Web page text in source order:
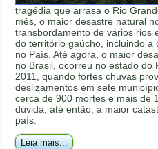
tragédia que arrasa o Rio
mês, o maior desastre natural
transbordamento de vários rios
do território gaúcho, incluindo
no País. Até agora, o maior
no Brasil, ocorreu no estado do
2011, quando fortes chuvas
deslizamentos em sete
cerca de 900 mortes e mais de
dúvida, até então, a maior
país.
Leia mais...